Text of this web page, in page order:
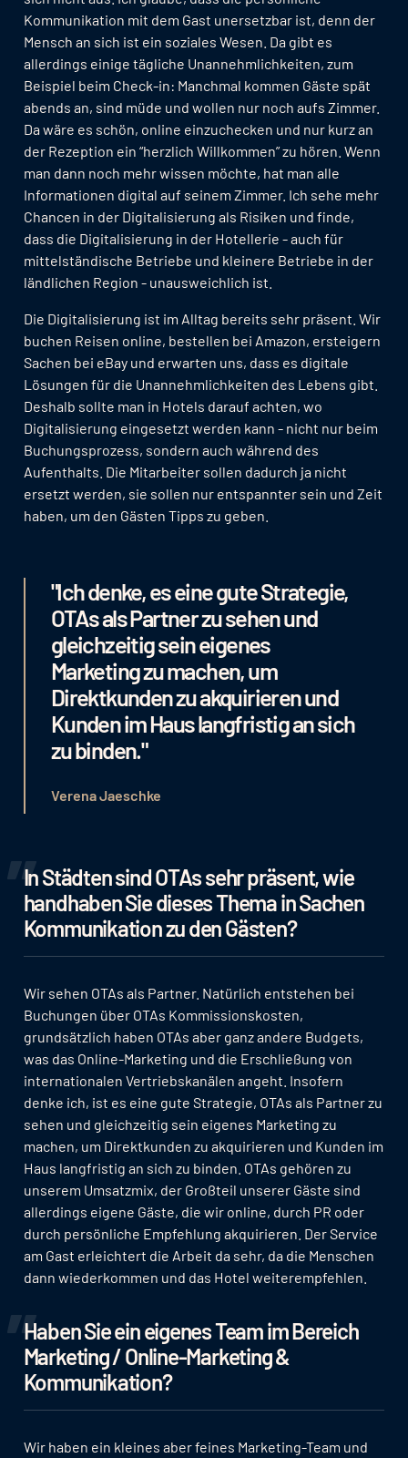
Kommunikation mit dem Gast unersetzbar ist, denn der
Mensch an sich ist ein soziales Wesen. Da gibt es
allerdings einige tägliche Unannehmlichkeiten, zum
Beispiel beim Check-in: Manchmal kommen Gäste spät
abends an, sind müde und wollen nur noch aufs Zimmer.
Da wäre es schön, online einzuchecken und nur kurz an
der Rezeption ein “herzlich Willkommen” zu hören. Wenn
man dann noch mehr wissen möchte, hat man alle
Informationen digital auf seinem Zimmer. Ich sehe mehr
Chancen in der Digitalisierung als Risiken und finde,
dass die Digitalisierung in der Hotellerie - auch für
mittelständische Betriebe und kleinere Betriebe in der
ländlichen Region - unausweichlich ist.
Die Digitalisierung ist im Alltag bereits sehr präsent. Wir
buchen Reisen online, bestellen bei Amazon, ersteigern
Sachen bei eBay und erwarten uns, dass es digitale
Lösungen für die Unannehmlichkeiten des Lebens gibt.
Deshalb sollte man in Hotels darauf achten, wo
Digitalisierung eingesetzt werden kann - nicht nur beim
Buchungsprozess, sondern auch während des
Aufenthalts. Die Mitarbeiter sollen dadurch ja nicht
ersetzt werden, sie sollen nur entspannter sein und Zeit
haben, um den Gästen Tipps zu geben.
"Ich denke, es eine gute Strategie,
OTAs als Partner zu sehen und
gleichzeitig sein eigenes
Marketing zu machen, um
Direktkunden zu akquirieren und
Kunden im Haus langfristig an sich
zu binden."
Verena Jaeschke
In Städten sind OTAs sehr präsent, wie
handhaben Sie dieses Thema in Sachen
Kommunikation zu den Gästen?
Wir sehen OTAs als Partner. Natürlich entstehen bei
Buchungen über OTAs Kommissionskosten,
grundsätzlich haben OTAs aber ganz andere Budgets,
was das Online-Marketing und die Erschließung von
internationalen Vertriebskanälen angeht. Insofern
denke ich, ist es eine gute Strategie, OTAs als Partner zu
sehen und gleichzeitig sein eigenes Marketing zu
machen, um Direktkunden zu akquirieren und Kunden im
Haus langfristig an sich zu binden. OTAs gehören zu
unserem Umsatzmix, der Großteil unserer Gäste sind
allerdings eigene Gäste, die wir online, durch PR oder
durch persönliche Empfehlung akquirieren. Der Service
am Gast erleichtert die Arbeit da sehr, da die Menschen
dann wiederkommen und das Hotel weiterempfehlen.
Haben Sie ein eigenes Team im Bereich
Marketing / Online-Marketing &
Kommunikation?
Wir haben ein kleines aber feines Marketing-Team und